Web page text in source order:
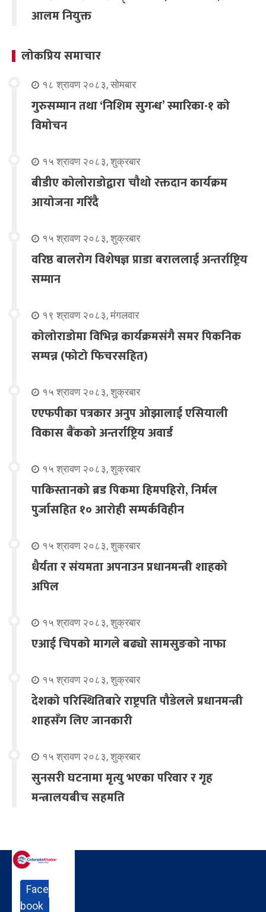
आलम नियुक्त
लोकप्रिय समाचार
१८ श्रावण २०८३, सोमबार
गुरुसम्मान तथा ‘निशिम सुगन्ध’ स्मारिका-१ को
विमोचन
१५ श्रावण २०८३, शुक्रबार
बीडीए कोलोराडोद्वारा चौथो रक्तदान कार्यक्रम
आयोजना गरिंदै
१५ श्रावण २०८३, शुक्रबार
वरिष्ठ बालरोग विशेषज्ञ प्राडा बराललाई अन्तर्राष्ट्रिय
सम्मान
१९ श्रावण २०८३, मंगलवार
कोलोराडोमा विभिन्न कार्यक्रमसंगै समर पिकनिक
सम्पन्न (फोटो फिचरसहित)
१५ श्रावण २०८३, शुक्रबार
एएफपीका पत्रकार अनुप ओझालाई एसियाली
विकास बैंकको अन्तर्राष्ट्रिय अवार्ड
१५ श्रावण २०८३, शुक्रबार
पाकिस्तानको ब्रड पिकमा हिमपहिरो, निर्मल
पुर्जासहित १० आरोही सम्पर्कविहीन
१५ श्रावण २०८३, शुक्रबार
धैर्यता र संयमता अपनाउन प्रधानमन्त्री शाहको
अपिल
१५ श्रावण २०८३, शुक्रबार
एआई चिपको मागले बढ्यो सामसुङको नाफा
१५ श्रावण २०८३, शुक्रबार
देशको परिस्थितिबारे राष्ट्रपति पौडेलले प्रधानमन्त्री
शाहसँग लिए जानकारी
१५ श्रावण २०८३, शुक्रबार
सुनसरी घटनामा मृत्यु भएका परिवार र गृह
मन्त्रालयबीच सहमति
Face
book